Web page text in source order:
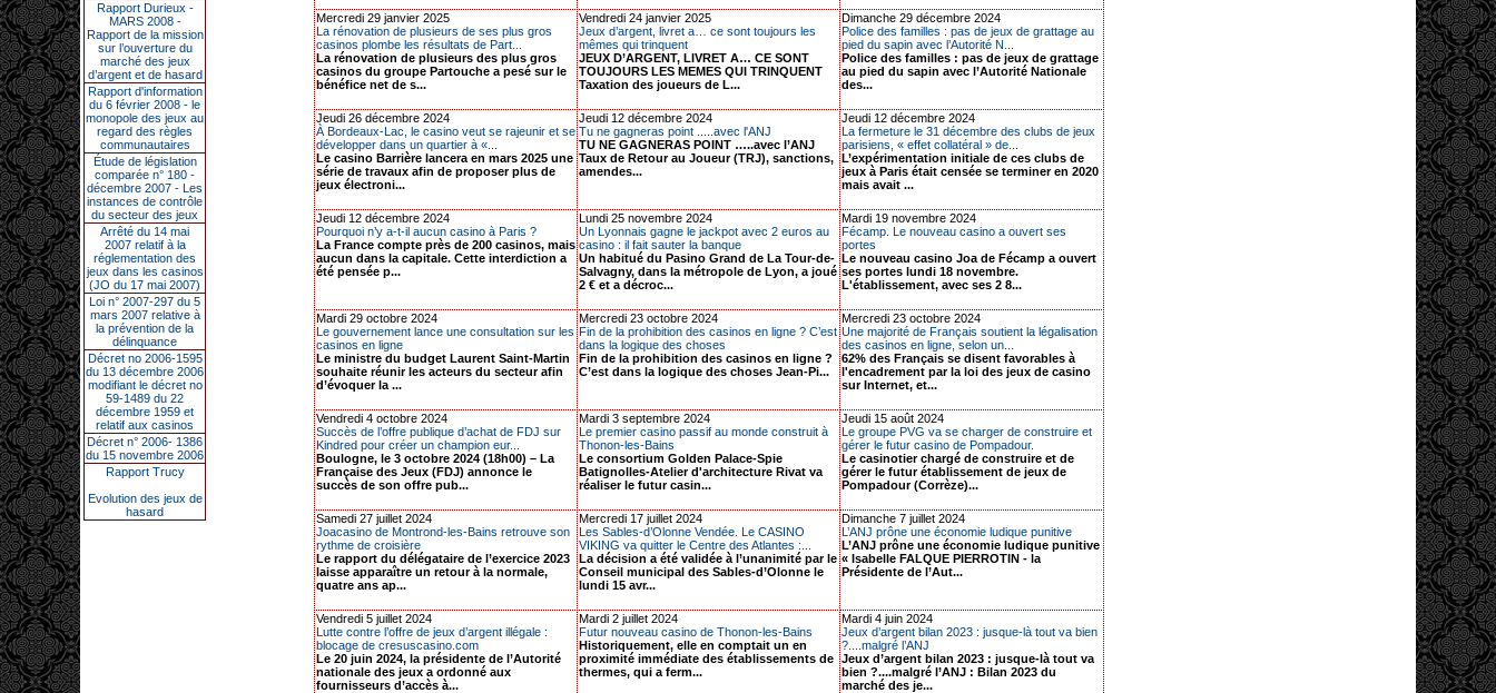
Rapport Durieux -
MARS 2008 -
Rapport de la mission
sur l’ouverture du
marché des jeux
d’argent et de hasard
Rapport d'information
du 6 février 2008 - le
monopole des jeux au
regard des règles
communautaires
Étude de législation
comparée n° 180 -
décembre 2007 - Les
instances de contrôle
du secteur des jeux
Arrêté du 14 mai
2007 relatif à la
réglementation des
jeux dans les casinos
(JO du 17 mai 2007)
Loi n° 2007-297 du 5
mars 2007 relative à
la prévention de la
délinquance
Décret no 2006-1595
du 13 décembre 2006
modifiant le décret no
59-1489 du 22
décembre 1959 et
relatif aux casinos
Décret n° 2006- 1386
du 15 novembre 2006
Rapport Trucy
Evolution des jeux de
hasard
Mercredi 29 janvier 2025
La rénovation de plusieurs de ses plus gros
casinos plombe les résultats de Part...
La rénovation de plusieurs des plus gros
casinos du groupe Partouche a pesé sur le
bénéfice net de s...
Vendredi 24 janvier 2025
Jeux d’argent, livret a… ce sont toujours les
mêmes qui trinquent
JEUX D’ARGENT, LIVRET A… CE SONT
TOUJOURS LES MEMES QUI TRINQUENT
Taxation des joueurs de L...
Dimanche 29 décembre 2024
Police des familles : pas de jeux de grattage au
pied du sapin avec l’Autorité N...
Police des familles : pas de jeux de grattage
au pied du sapin avec l’Autorité Nationale
des...
Jeudi 26 décembre 2024
À Bordeaux-Lac, le casino veut se rajeunir et se
développer dans un quartier à «...
Le casino Barrière lancera en mars 2025 une
série de travaux afin de proposer plus de
jeux électroni...
Jeudi 12 décembre 2024
Tu ne gagneras point .....avec l'ANJ
TU NE GAGNERAS POINT …..avec l’ANJ
Taux de Retour au Joueur (TRJ), sanctions,
amendes...
Jeudi 12 décembre 2024
La fermeture le 31 décembre des clubs de jeux
parisiens, « effet collatéral » de...
L’expérimentation initiale de ces clubs de
jeux à Paris était censée se terminer en 2020
mais avait ...
Jeudi 12 décembre 2024
Pourquoi n’y a-t-il aucun casino à Paris ?
La France compte près de 200 casinos, mais
aucun dans la capitale. Cette interdiction a
été pensée p...
Lundi 25 novembre 2024
Un Lyonnais gagne le jackpot avec 2 euros au
casino : il fait sauter la banque
Un habitué du Pasino Grand de La Tour-de-
Salvagny, dans la métropole de Lyon, a joué
2 € et a décroc...
Mardi 19 novembre 2024
Fécamp. Le nouveau casino a ouvert ses
portes
Le nouveau casino Joa de Fécamp a ouvert
ses portes lundi 18 novembre.
L'établissement, avec ses 2 8...
Mardi 29 octobre 2024
Le gouvernement lance une consultation sur les
casinos en ligne
Le ministre du budget Laurent Saint-Martin
souhaite réunir les acteurs du secteur afin
d’évoquer la ...
Mercredi 23 octobre 2024
Fin de la prohibition des casinos en ligne ? C’est
dans la logique des choses
Fin de la prohibition des casinos en ligne ?
C’est dans la logique des choses Jean-Pi...
Mercredi 23 octobre 2024
Une majorité de Français soutient la légalisation
des casinos en ligne, selon un...
62% des Français se disent favorables à
l'encadrement par la loi des jeux de casino
sur Internet, et...
Vendredi 4 octobre 2024
Succès de l’offre publique d’achat de FDJ sur
Kindred pour créer un champion eur...
Boulogne, le 3 octobre 2024 (18h00) – La
Française des Jeux (FDJ) annonce le
succès de son offre pub...
Mardi 3 septembre 2024
Le premier casino passif au monde construit à
Thonon-les-Bains
Le consortium Golden Palace-Spie
Batignolles-Atelier d'architecture Rivat va
réaliser le futur casin...
Jeudi 15 août 2024
Le groupe PVG va se charger de construire et
gérer le futur casino de Pompadour.
Le casinotier chargé de construire et de
gérer le futur établissement de jeux de
Pompadour (Corrèze)...
Samedi 27 juillet 2024
Joacasino de Montrond-les-Bains retrouve son
rythme de croisière
Le rapport du délégataire de l’exercice 2023
laisse apparaître un retour à la normale,
quatre ans ap...
Mercredi 17 juillet 2024
Les Sables-d’Olonne Vendée. Le CASINO
VIKING va quitter le Centre des Atlantes :...
La décision a été validée à l’unanimité par le
Conseil municipal des Sables-d’Olonne le
lundi 15 avr...
Dimanche 7 juillet 2024
L’ANJ prône une économie ludique punitive
L’ANJ prône une économie ludique punitive
« Isabelle FALQUE PIERROTIN - la
Présidente de l’Aut...
Vendredi 5 juillet 2024
Lutte contre l’offre de jeux d’argent illégale :
blocage de cresuscasino.com
Le 20 juin 2024, la présidente de l’Autorité
nationale des jeux a ordonné aux
fournisseurs d’accès à...
Mardi 2 juillet 2024
Futur nouveau casino de Thonon-les-Bains
Historiquement, elle en comptait un en
proximité immédiate des établissements de
thermes, qui a ferm...
Mardi 4 juin 2024
Jeux d’argent bilan 2023 : jusque-là tout va bien
?....malgré l’ANJ
Jeux d’argent bilan 2023 : jusque-là tout va
bien ?....malgré l’ANJ : Bilan 2023 du
marché des je...